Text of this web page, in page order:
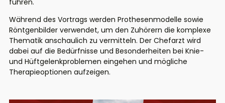
führen.
Während des Vortrags werden Prothesenmodelle sowie
Röntgenbilder verwendet, um den Zuhörern die komplexe
Thematik anschaulich zu vermitteln. Der Chefarzt wird
dabei auf die Bedürfnisse und Besonderheiten bei Knie-
und Hüftgelenkproblemen eingehen und mögliche
Therapieoptionen aufzeigen.